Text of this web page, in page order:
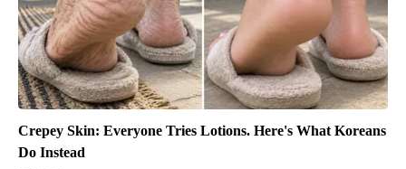
Crepey Skin: Everyone Tries Lotions. Here's What Koreans
Do Instead